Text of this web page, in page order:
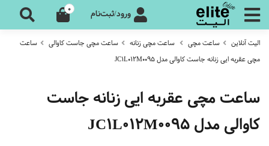
ورود/ثبت‌نام 0
الیت آنلاین ساعت مچی ساعت مچی زنانه ساعت مچی جاست کاوالی
ساعت
مچی عقربه ایی زنانه جاست کاوالی مدل JC1L012M0095
ساعت مچی عقربه ایی زنانه جاست
کاوالی مدل JC1L012M0095